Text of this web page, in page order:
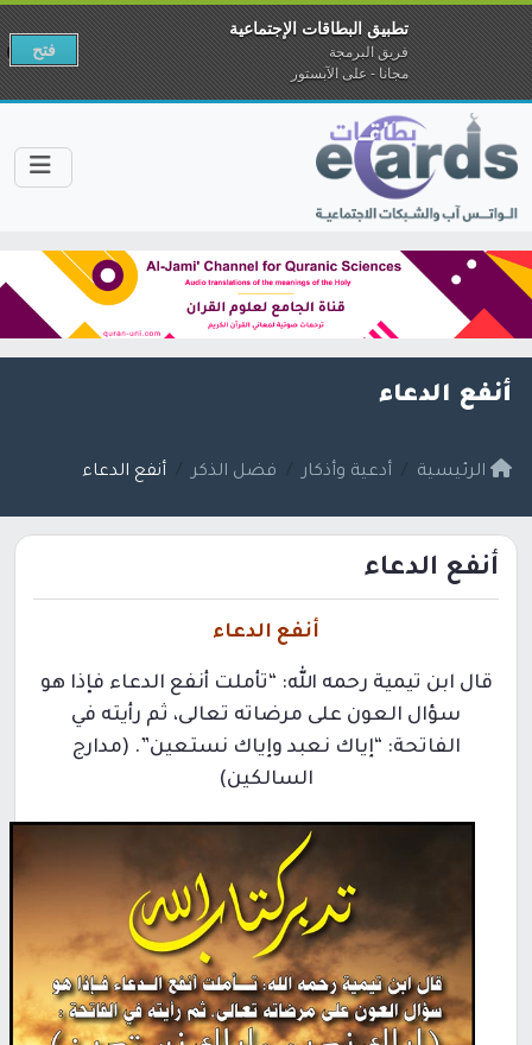
أنفع الدعاء
الرئيسية أدعية وأذكار فضل الذكر أنفع الدعاء
أنفع الدعاء
أنفع الدعاء
قال ابن تيمية رحمه الله: “تأملت أنفع الدعاء فإذا هو
سؤال العون على مرضاته تعالى، ثم رأيته في
الفاتحة: “إياك نعبد وإياك نستعين”. (مدارج
السالكين)
تطبيق البطاقات الإجتماعية
فريق البرمجة
مجانا - على الآبستور
فتح